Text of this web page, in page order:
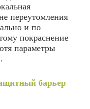
переутомления
и по
покраснение
параметры
барьер